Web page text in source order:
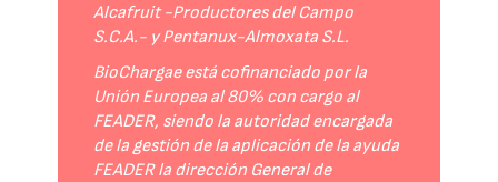
Alcafruit -Productores del Campo
S.C.A.- y Pentanux-Almoxata S.L.
BioChargae está cofinanciado por la
Unión Europea al 80% con cargo al
FEADER, siendo la autoridad encargada
de la gestión de la aplicación de la ayuda
FEADER la dirección General de